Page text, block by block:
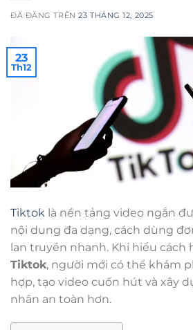
ĐÃ ĐĂNG TRÊN23 THÁNG 12, 2025
23
Th12
Tiktok là nền tảng video ngắn
nội dung đa dạng, cách dùng
lan truyền nhanh. Khi hiểu cách
Tiktok, người mới có thể khám
hợp, tạo video cuốn hút và xây
nhân an toàn hơn.